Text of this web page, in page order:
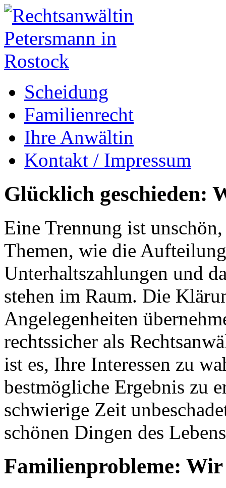
Scheidung
Familienrecht
Ihre Anwältin
Kontakt / Impressum
Glücklich geschieden:
Eine Trennung ist
Themen, wie die
Unterhaltszahlungen und
stehen im Raum. Die
Angelegenheiten
rechtssicher als
ist es, Ihre Interessen zu
bestmögliche Ergebnis zu
schwierige Zeit
schönen Dingen des
Familienprobleme: Wir